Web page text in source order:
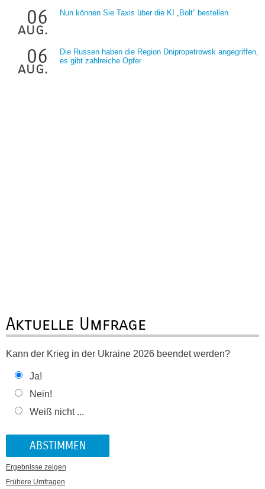
06
aug.
Nun können Sie Taxis über die KI „Bolt“ bestellen
06
aug.
Die Russen haben die Region Dnipropetrowsk angegriffen,
es gibt zahlreiche Opfer
Aktuelle Umfrage
Kann der Krieg in der Ukraine 2026 beendet werden?
Ja!
Nein!
Weiß nicht ...
Ergebnisse zeigen
Frühere Umfragen